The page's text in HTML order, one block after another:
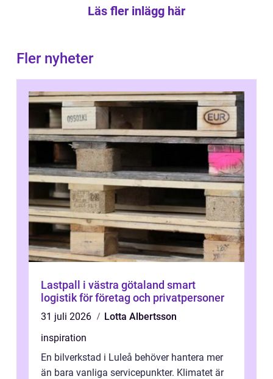
Läs fler inlägg här
Fler nyheter
Lastpall i västra götaland smart
logistik för företag och privatpersoner
31 juli 2026
Lotta Albertsson
inspiration
En bilverkstad i Luleå behöver hantera mer
än bara vanliga servicepunkter. Klimatet är